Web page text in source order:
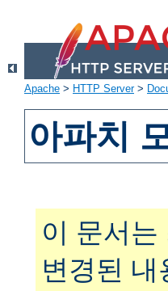
Apache > HTTP Server>
아파치
이 문서
변경된